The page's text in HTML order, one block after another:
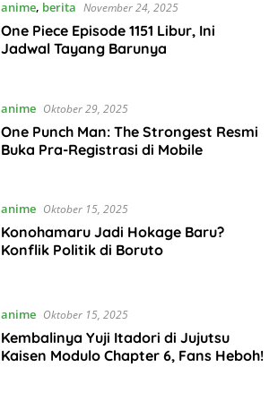
anime, berita November 24, 2025
One Piece Episode 1151 Libur, Ini
Jadwal Tayang Barunya
anime Oktober 29, 2025
One Punch Man: The Strongest Resmi
Buka Pra-Registrasi di Mobile
anime Oktober 15, 2025
Konohamaru Jadi Hokage Baru?
Konflik Politik di Boruto
anime Oktober 15, 2025
Kembalinya Yuji Itadori di Jujutsu
Kaisen Modulo Chapter 6, Fans Heboh!